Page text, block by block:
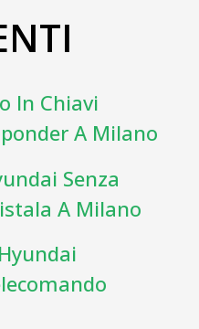
In Chiavi
A Milano
Senza
A Milano